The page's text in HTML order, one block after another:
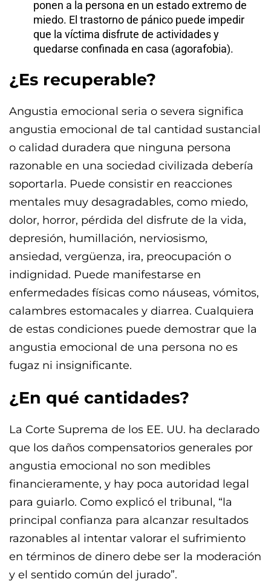
ponen a la persona en un estado extremo de
miedo. El trastorno de pánico puede impedir
que la víctima disfrute de actividades y
quedarse confinada en casa (agorafobia).
¿Es recuperable?
Angustia emocional seria o severa significa
angustia emocional de tal cantidad sustancial
o calidad duradera que ninguna persona
razonable en una sociedad civilizada debería
soportarla. Puede consistir en reacciones
mentales muy desagradables, como miedo,
dolor, horror, pérdida del disfrute de la vida,
depresión, humillación, nerviosismo,
ansiedad, vergüenza, ira, preocupación o
indignidad. Puede manifestarse en
enfermedades físicas como náuseas, vómitos,
calambres estomacales y diarrea. Cualquiera
de estas condiciones puede demostrar que la
angustia emocional de una persona no es
fugaz ni insignificante.
¿En qué cantidades?
La Corte Suprema de los EE. UU. ha declarado
que los daños compensatorios generales por
angustia emocional no son medibles
financieramente, y hay poca autoridad legal
para guiarlo. Como explicó el tribunal, “la
principal confianza para alcanzar resultados
razonables al intentar valorar el sufrimiento
en términos de dinero debe ser la moderación
y el sentido común del jurado”.